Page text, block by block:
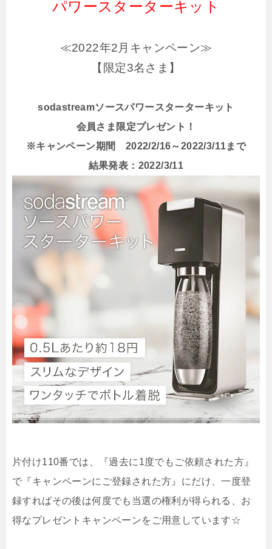
パワースターターキット
≪2022年2月キャンペーン≫
【限定3名さま】
sodastreamソースパワースターターキット
会員さま限定プレゼント！
※キャンペーン期間 2022/2/16～2022/3/11まで
結果発表：2022/3/11
片付け110番では、『過去に1度でもご依頼された方』
で『キャンペーンにご登録された方』にだけ、一度登
録すればその後は何度でも当選の権利が得られる、お
得なプレゼントキャンペーンをご用意しています☆